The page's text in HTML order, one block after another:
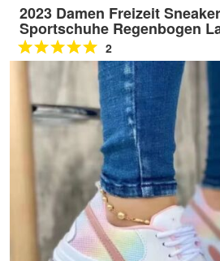
2023 Damen Freizeit
Sportschuhe Regenbogen
2